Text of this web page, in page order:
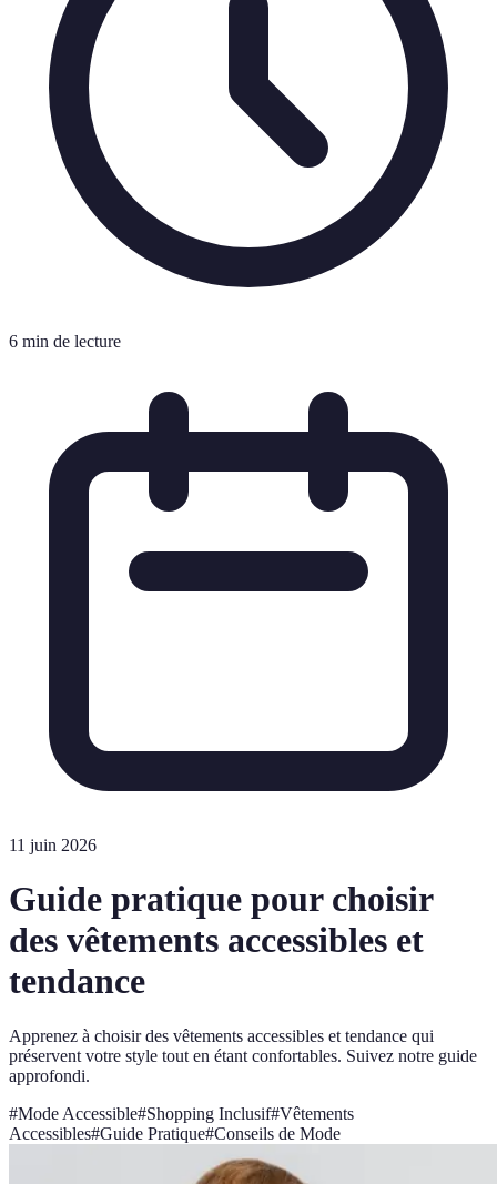
6 min de lecture
11 juin 2026
Guide pratique pour choisir
des vêtements accessibles et
tendance
Apprenez à choisir des vêtements accessibles et tendance qui
préservent votre style tout en étant confortables. Suivez notre guide
approfondi.
#Mode Accessible#Shopping Inclusif#Vêtements
Accessibles#Guide Pratique#Conseils de Mode